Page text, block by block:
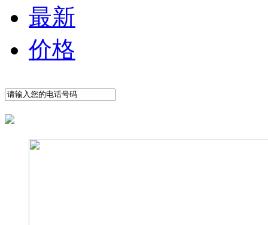
最新
价格